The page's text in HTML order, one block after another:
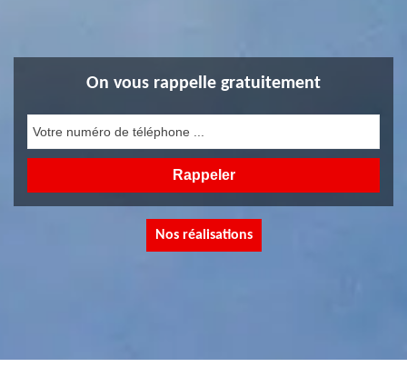
On vous rappelle gratuitement
Nos réalisations